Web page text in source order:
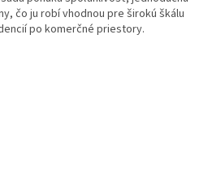
čo ju robí vhodnou pre širokú škálu
po komerčné priestory.